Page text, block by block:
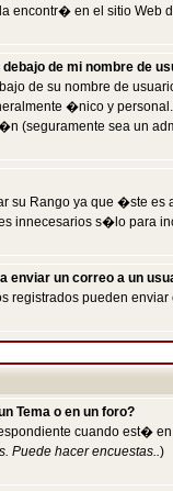
encontr� en el sitio Web
de mi nombre de
de su nombre de
�nico y
(seguramente sea un
su Rango ya que �ste
innecesarios s�lo para
enviar un correo a un
registrados pueden
Tema o en un foro?
cuando est� en
Puede hacer encuestas..)